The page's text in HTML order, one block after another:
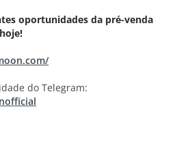
oportunidades da pré-venda
do Telegram: